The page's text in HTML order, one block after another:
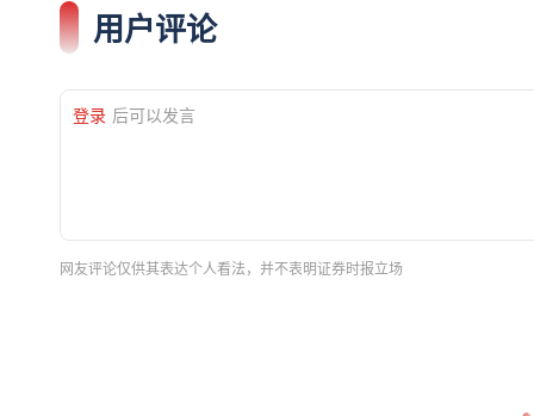
用户评论
登录 后可以发言
网友评论仅供其表达个人看法，并不表明证券时报立场